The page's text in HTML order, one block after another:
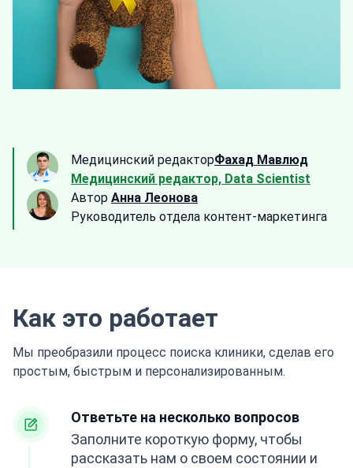
Медицинский редакторФахад Мавлюд
Медицинский редактор, Data Scientist
Автор Анна Леонова
Руководитель отдела контент-маркетинга
Как это работает
Мы преобразили процесс поиска клиники, сделав его
простым, быстрым и персонализированным.
Ответьте на несколько вопросов
Заполните короткую форму, чтобы
рассказать нам о своем состоянии и